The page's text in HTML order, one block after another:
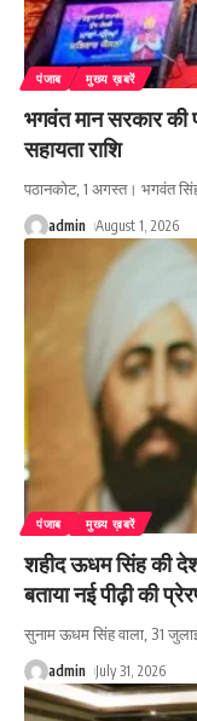
पंजाब मुख्य ख़बरें
भगवंत मान सरकार
सहायता राशि
पठानकोट, 1 अगस्त। भगवंत
admin August 1, 2026
पंजाब मुख्य ख़बरें
शहीद ऊधम सिंह की
बताया नई पीढ़ी की
सुनाम ऊधम सिंह वाला, 31
admin July 31, 2026